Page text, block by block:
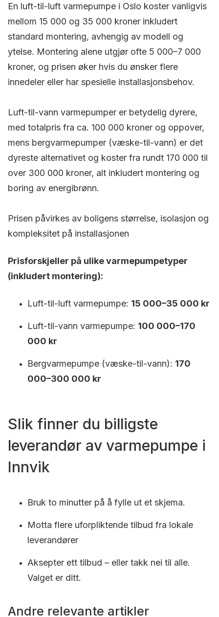
En luft-til-luft varmepumpe i Oslo koster vanligvis
mellom 15 000 og 35 000 kroner inkludert
standard montering, avhengig av modell og
ytelse. Montering alene utgjør ofte 5 000–7 000
kroner, og prisen øker hvis du ønsker flere
innedeler eller har spesielle installasjonsbehov.
Luft-til-vann varmepumper er betydelig dyrere,
med totalpris fra ca. 100 000 kroner og oppover,
mens bergvarmepumper (væske-til-vann) er det
dyreste alternativet og koster fra rundt 170 000 til
over 300 000 kroner, alt inkludert montering og
boring av energibrønn.
Prisen påvirkes av boligens størrelse, isolasjon og
kompleksitet på installasjonen
Prisforskjeller på ulike varmepumpetyper
(inkludert montering):
Luft-til-luft varmepumpe: 15 000–35 000 kr
Luft-til-vann varmepumpe: 100 000–170
000 kr
Bergvarmepumpe (væske-til-vann): 170
000–300 000 kr
Slik finner du billigste
leverandør av varmepumpe i
Innvik
Bruk to minutter på å fylle ut et skjema.
Motta flere uforpliktende tilbud fra lokale
leverandører
Aksepter ett tilbud – eller takk nei til alle.
Valget er ditt.
Andre relevante artikler